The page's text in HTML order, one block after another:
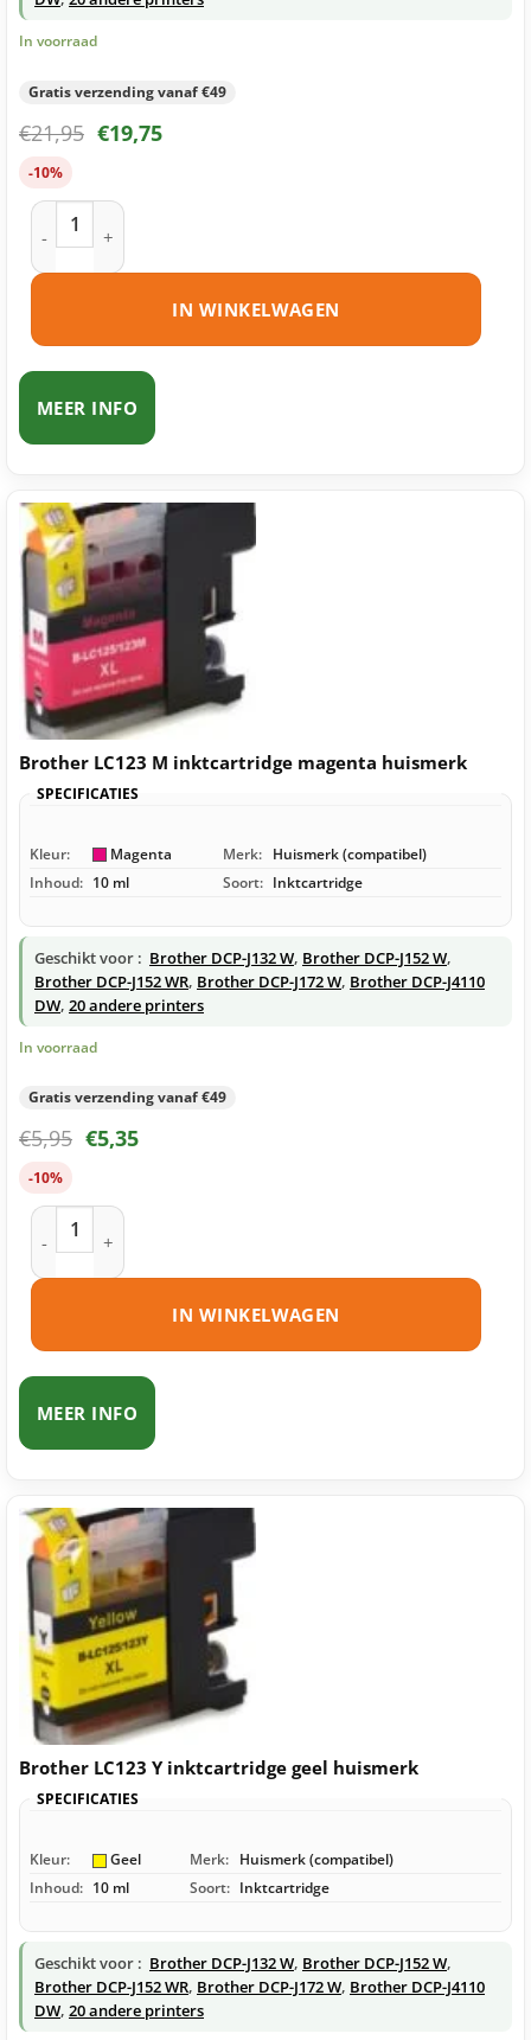
In voorraad
Gratis verzending vanaf €49
€21,95 €19,75
-10%
Brother LC123 inktcartridges multipack (zwart + 3 kleuren)
IN WINKELWAGEN
MEER INFO
Brother LC123 M inktcartridge magenta huismerk
SPECIFICATIES
Kleur: Magenta Merk: Huismerk (compatibel)
Inhoud: 10 ml Soort: Inktcartridge
Geschikt voor : Brother DCP-J132 W, Brother DCP-J152 W,
Brother DCP-J152 WR, Brother DCP-J172 W, Brother DCP-J4110
DW, 20 andere printers
In voorraad
Gratis verzending vanaf €49
€5,95 €5,35
-10%
Brother LC123 M inktcartridge magenta huismerk aantal
IN WINKELWAGEN
MEER INFO
Brother LC123 Y inktcartridge geel huismerk
SPECIFICATIES
Kleur: Geel Merk: Huismerk (compatibel)
Inhoud: 10 ml Soort: Inktcartridge
Geschikt voor : Brother DCP-J132 W, Brother DCP-J152 W,
Brother DCP-J152 WR, Brother DCP-J172 W, Brother DCP-J4110
DW, 20 andere printers